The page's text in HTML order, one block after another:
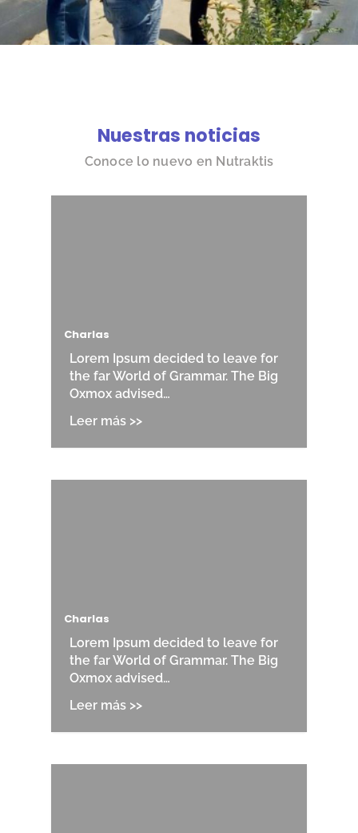
Nuestras noticias
Conoce lo nuevo en Nutraktis
Charlas
Lorem Ipsum decided to leave for
the far World of Grammar. The Big
Oxmox advised…
Charlas
Lorem Ipsum decided to leave for
the far World of Grammar. The Big
Oxmox advised…